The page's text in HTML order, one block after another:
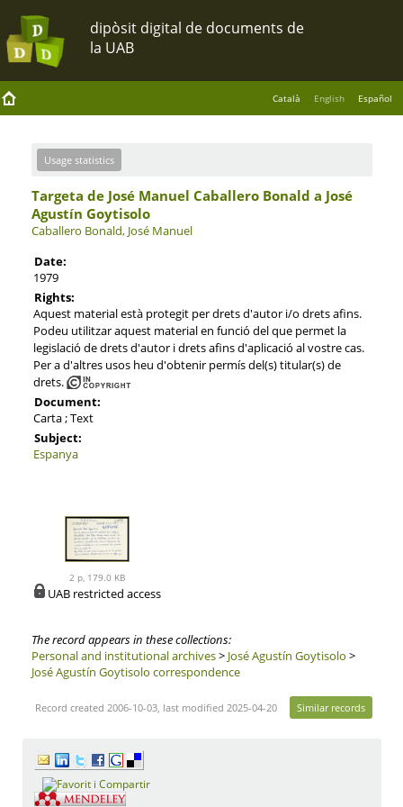
Català English Español
Usage statistics
Targeta de José Manuel Caballero Bonald a José
Agustín Goytisolo
Caballero Bonald, José Manuel
Date:
1979
Rights:
Aquest material està protegit per drets d'autor i/o drets afins.
Podeu utilitzar aquest material en funció del que permet la
legislació de drets d'autor i drets afins d'aplicació al vostre cas.
Per a d'altres usos heu d'obtenir permís del(s) titular(s) de
drets.
Document:
Carta ; Text
Subject:
Espanya
2 p, 179.0 KB
UAB restricted access
The record appears in these collections:
Personal and institutional archives> José Agustín Goytisolo >
José Agustín Goytisolo correspondence
Record created 2006-10-03, last modified 2025-04-20 Similar records